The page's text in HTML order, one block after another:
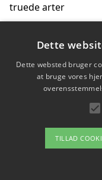
truede arter
Hvordan kan gaver
Om /
Dette
Dette websted bruger
at bruge vores
TILLAD